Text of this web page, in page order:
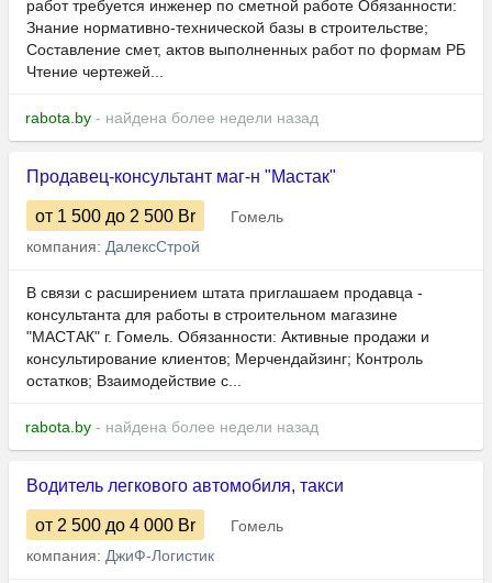
работ требуется инженер по сметной работе Обязанности:
Знание нормативно-технической базы в строительстве;
Составление смет, актов выполненных работ по формам РБ
Чтение чертежей...
rabota.by - найдена более недели назад
Продавец-консультант маг-н "Мастак"
от 1 500 до 2 500 Br
Гомель
компания: ДалексСтрой
В связи с расширением штата приглашаем продавца -
консультанта для работы в строительном магазине
"МАСТАК" г. Гомель. Обязанности: Активные продажи и
консультирование клиентов; Мерчендайзинг; Контроль
остатков; Взаимодействие с...
rabota.by - найдена более недели назад
Водитель легкового автомобиля, такси
от 2 500 до 4 000 Br
Гомель
компания: ДжиФ-Логистик